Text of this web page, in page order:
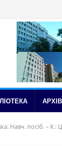
✉
АРХІВ
Навч. посіб. – К.: